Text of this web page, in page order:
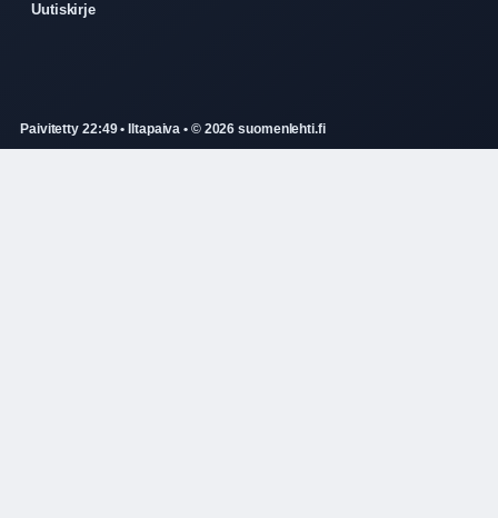
Uutiskirje
Paivitetty 22:49 • Iltapaiva • © 2026 suomenlehti.fi